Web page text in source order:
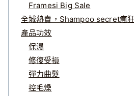
Framesi Big Sale
全城熱賣，Shampoo secret瘋狂
產品功效
保濕
修復受損
彈力曲髮
控毛燥